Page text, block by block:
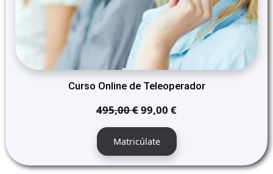
Curso Online de Teleoperador
495,00€El
precio
original
era:
495,00 €.
99,00 €El
actual
99,00 €.
Matricúlate